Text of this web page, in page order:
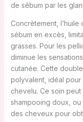
de sébum par les
Concrètement,
sébum en excès,
grasses. Pour les
diminue les
cutanée. Cette
polyvalent, idéal
chevelu. Ce soin
shampooing doux,
des cheveux pour